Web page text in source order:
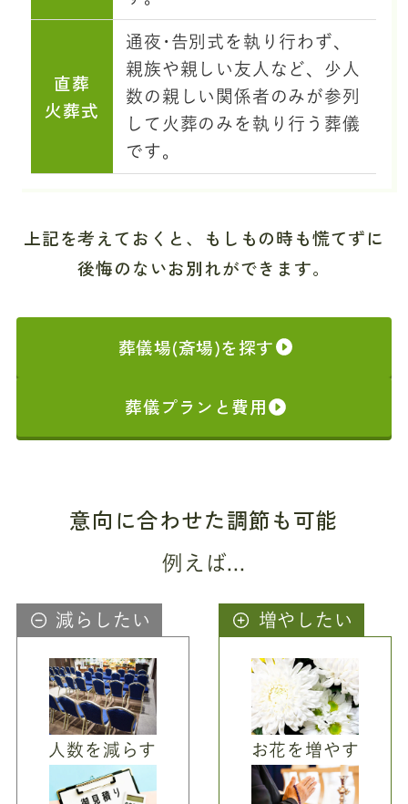
直葬
火葬式
通夜･告別式を執り行わず、
親族や親しい友人など、少人
数の親しい関係者のみが参列
して火葬のみを執り行う葬儀
です。
上記を考えておくと、もしもの時も慌てずに
後悔のないお別れができます。
葬儀場(斎場)を探す
葬儀プランと費用
意向に合わせた調節も可能
例えば...
減らしたい
人数を減らす
増やしたい
お花を増やす